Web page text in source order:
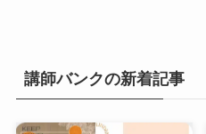
講師バンクの新着記事